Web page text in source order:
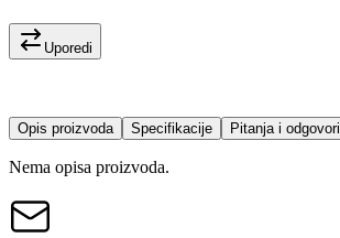
Uporedi
Opis proizvoda Specifikacije Pitanja i odgovori
Nema opisa proizvoda.